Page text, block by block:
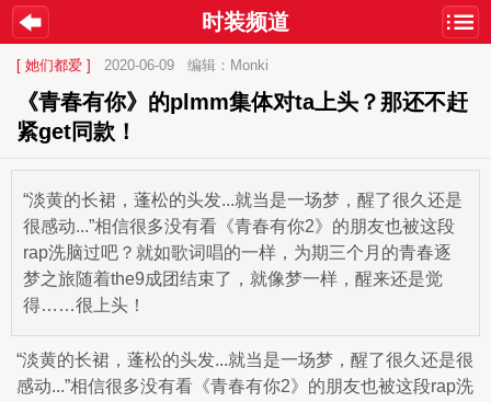
时装频道
[ 她们都爱 ] 2020-06-09 编辑：Monki
《青春有你》的plmm集体对ta上头？那还不赶
紧get同款！
“淡黄的长裙，蓬松的头发...就当是一场梦，醒了很久还是
很感动...”相信很多没有看《青春有你2》的朋友也被这段
rap洗脑过吧？就如歌词唱的一样，为期三个月的青春逐
梦之旅随着the9成团结束了，就像梦一样，醒来还是觉
得……很上头！
“淡黄的长裙，蓬松的头发...就当是一场梦，醒了很久还是很
感动...”相信很多没有看《青春有你2》的朋友也被这段rap洗